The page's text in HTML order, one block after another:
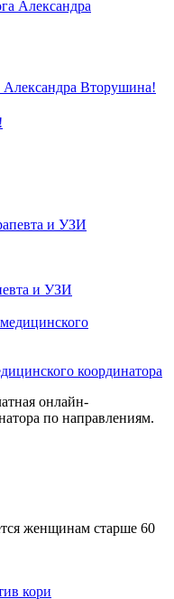
Александра Вторушина!
и УЗИ
координатора
онлайн-
по направлениям.
женщинам старше 60